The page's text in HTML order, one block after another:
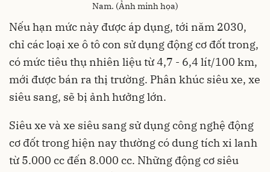
Nam. (Ảnh minh họa)
Nếu hạn mức này được áp dụng, tới năm 2030,
chỉ các loại xe ô tô con sử dụng động cơ đốt trong,
có mức tiêu thụ nhiên liệu từ 4,7 - 6,4 lít/100 km,
mới được bán ra thị trường. Phân khúc siêu xe, xe
siêu sang, sẽ bị ảnh hưởng lớn.
Siêu xe và xe siêu sang sử dụng công nghệ động
cơ đốt trong hiện nay thường có dung tích xi lanh
từ 5.000 cc đến 8.000 cc. Những động cơ siêu